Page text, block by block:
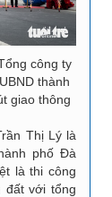
công ty
thành
giao thông
Thị Lý là
phố Đà
là thi công
đất với tổng